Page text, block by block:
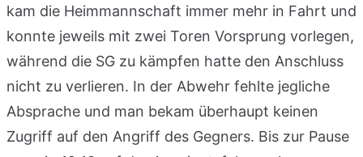
kam die Heimmannschaft immer mehr in Fahrt und
konnte jeweils mit zwei Toren Vorsprung vorlegen,
während die SG zu kämpfen hatte den Anschluss
nicht zu verlieren. In der Abwehr fehlte jegliche
Absprache und man bekam überhaupt keinen
Zugriff auf den Angriff des Gegners. Bis zur Pause